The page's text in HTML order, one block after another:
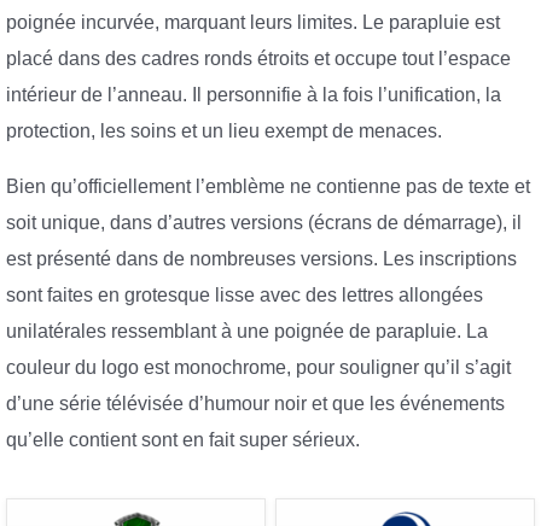
poignée incurvée, marquant leurs limites. Le parapluie est
placé dans des cadres ronds étroits et occupe tout l’espace
intérieur de l’anneau. Il personnifie à la fois l’unification, la
protection, les soins et un lieu exempt de menaces.
Bien qu’officiellement l’emblème ne contienne pas de texte et
soit unique, dans d’autres versions (écrans de démarrage), il
est présenté dans de nombreuses versions. Les inscriptions
sont faites en grotesque lisse avec des lettres allongées
unilatérales ressemblant à une poignée de parapluie. La
couleur du logo est monochrome, pour souligner qu’il s’agit
d’une série télévisée d’humour noir et que les événements
qu’elle contient sont en fait super sérieux.